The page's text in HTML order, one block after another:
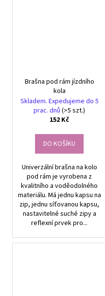
Brašna pod rám jízdního
kola
Skladem. Expedujeme do 5
prac. dnů (>5 szt.)
152 Kč
DO KOŠÍKU
Univerzální brašna na kolo
pod rám je vyrobena z
kvalitního a voděodolného
materiálu. Má jednu kapsu na
zip, jednu síťovanou kapsu,
nastavitelné suché zipy a
reflexní prvek pro...